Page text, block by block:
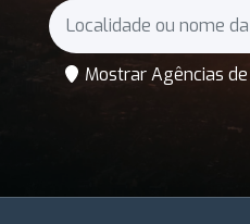
Mostrar Agências